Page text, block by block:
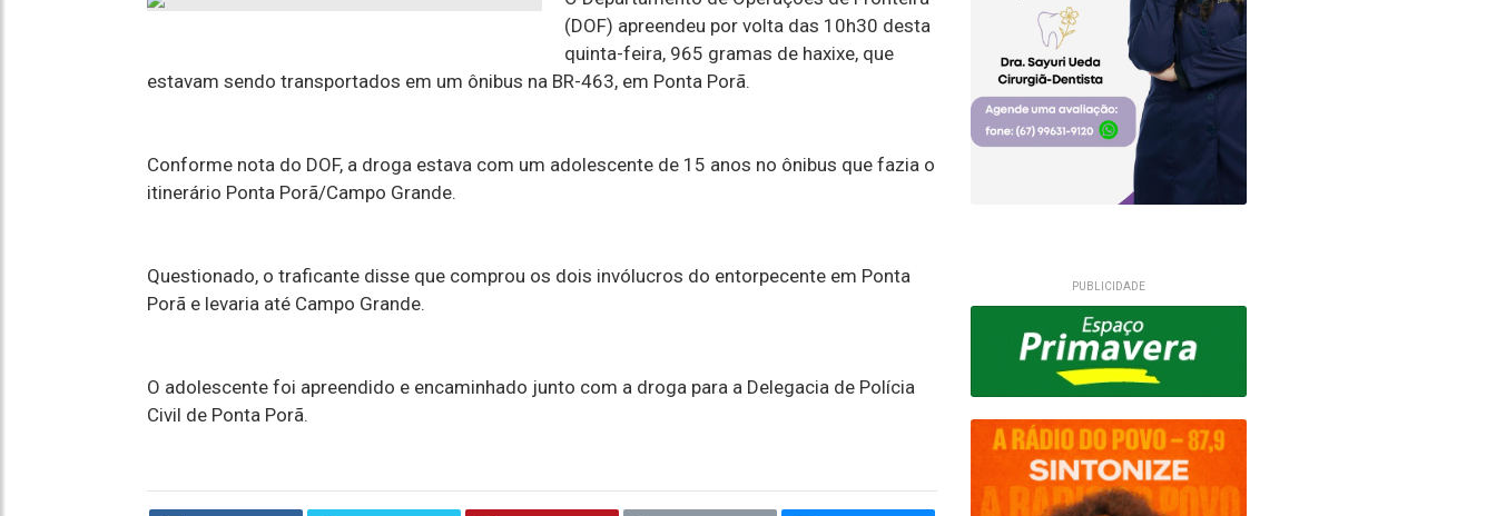
(DOF) apreendeu por volta das 10h30 desta
quinta-feira, 965 gramas de haxixe, que
estavam sendo transportados em um ônibus na BR-463, em Ponta Porã.
Conforme nota do DOF, a droga estava com um adolescente de 15 anos no ônibus que fazia o
itinerário Ponta Porã/Campo Grande.
Questionado, o traficante disse que comprou os dois invólucros do entorpecente em Ponta
Porã e levaria até Campo Grande.
O adolescente foi apreendido e encaminhado junto com a droga para a Delegacia de Polícia
Civil de Ponta Porã.
PUBLICIDADE